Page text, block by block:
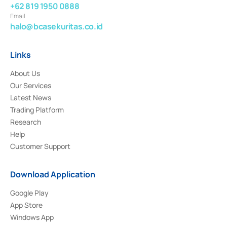
+62 819 1950 0888
Email
halo@bcasekuritas.co.id
Links
About Us
Our Services
Latest News
Trading Platform
Research
Help
Customer Support
Download Application
Google Play
App Store
Windows App